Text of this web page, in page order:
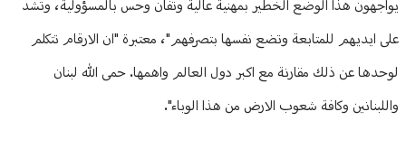
يواجهون هذا الوضع الخطير بمهنية عالية وتفان وحس بالمسؤولية، وتشد
على ايديهم للمتابعة وتضع نفسها بتصرفهم"، معتبرة "ان الارقام تتكلم
لوحدها عن ذلك مقارنة مع اكبر دول العالم واهمها. حمى الله لبنان
واللبنانين وكافة شعوب الارض من هذا الوباء".